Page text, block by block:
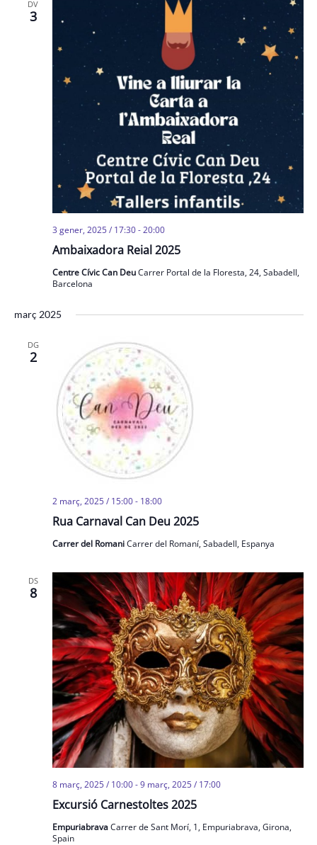
DV
3
Ambaixadora Reial 2025
3 gener, 2025 / 17:30-20:00
Centre Cívic Can DeuCarrer Portal de la Floresta, 24, Sabadell,
Barcelona
març 2025
DG
2
Rua Carnaval Can Deu 2025
2 març, 2025 / 15:00- 18:00
Carrer del RomaniCarrer del Romaní, Sabadell, Espanya
DS
8
Excursió Carnestoltes 2025
8 març, 2025 / 10:00-9 març, 2025 / 17:00
EmpuriabravaCarrer de Sant Morí, 1, Empuriabrava, Girona,
Spain